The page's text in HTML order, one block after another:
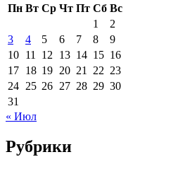
Пн Вт Ср Чт Пт Сб Вс
1
2
3
4 5 6 7 8
9
10 11 12 13 14 15 16
17 18 19 20 21 22 23
24 25 26 27 28 29 30
31
« Июл
Рубрики